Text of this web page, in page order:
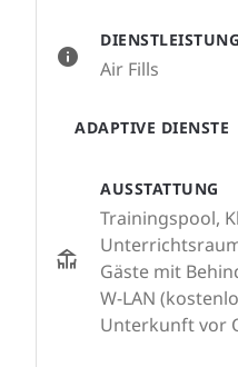
Air Fills
ADAPTIVE DIENSTE
AUSSTATTUNG
Trainingspool,
Gäste mit
W-LAN
Unterkunft vor